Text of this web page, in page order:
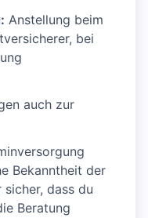
Anstellung beim
bei
auch zur
Bekanntheit der
sicher, dass du
Beratung